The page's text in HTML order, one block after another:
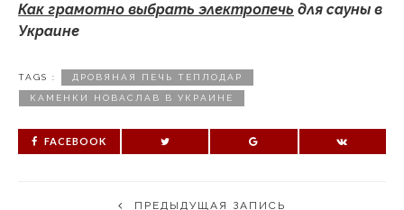
Как грамотно выбрать электропечь для сауны в
Украине
TAGS : ДРОВЯНАЯ ПЕЧЬ ТЕПЛОДАР
КАМЕНКИ НОВАСЛАВ В УКРАИНЕ
FACEBOOK
ПРЕДЫДУЩАЯ ЗАПИСЬ